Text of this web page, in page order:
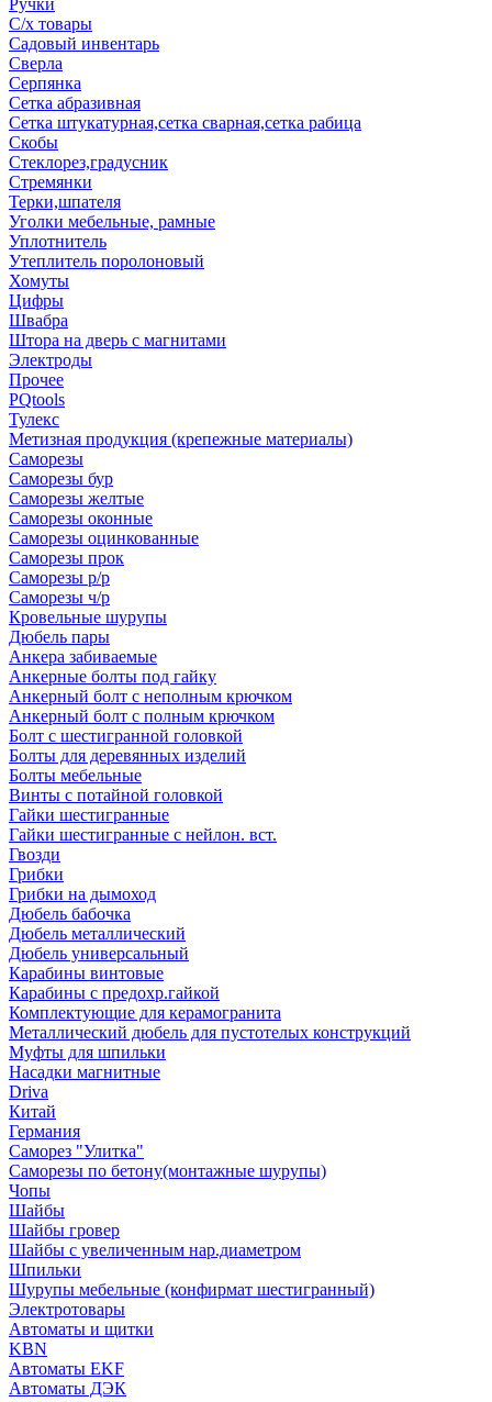
Ручки
С/х товары
Садовый инвентарь
Сверла
Серпянка
Сетка абразивная
Сетка штукатурная,сетка сварная,сетка рабица
Скобы
Стеклорез,градусник
Стремянки
Терки,шпателя
Уголки мебельные, рамные
Уплотнитель
Утеплитель поролоновый
Хомуты
Цифры
Швабра
Штора на дверь с магнитами
Электроды
Прочее
PQtools
Тулекс
Метизная продукция (крепежные материалы)
Саморезы
Саморезы бур
Саморезы желтые
Саморезы оконные
Саморезы оцинкованные
Саморезы прок
Саморезы р/р
Саморезы ч/р
Кровельные шурупы
Дюбель пары
Анкера забиваемые
Анкерные болты под гайку
Анкерный болт с неполным крючком
Анкерный болт с полным крючком
Болт с шестигранной головкой
Болты для деревянных изделий
Болты мебельные
Винты с потайной головкой
Гайки шестигранные
Гайки шестигранные с нейлон. вст.
Гвозди
Грибки
Грибки на дымоход
Дюбель бабочка
Дюбель металлический
Дюбель универсальный
Карабины винтовые
Карабины с предохр.гайкой
Комплектующие для керамогранита
Металлический дюбель для пустотелых конструкций
Муфты для шпильки
Насадки магнитные
Driva
Китай
Германия
Саморез "Улитка"
Саморезы по бетону(монтажные шурупы)
Чопы
Шайбы
Шайбы гровер
Шайбы с увеличенным нар.диаметром
Шпильки
Шурупы мебельные (конфирмат шестигранный)
Электротовары
Автоматы и щитки
KBN
Автоматы EKF
Автоматы ДЭК